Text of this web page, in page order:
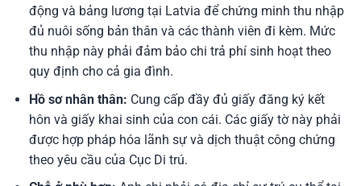
động và bảng lương tại Latvia để chứng minh thu nhập
đủ nuôi sống bản thân và các thành viên đi kèm. Mức
thu nhập này phải đảm bảo chi trả phí sinh hoạt theo
quy định cho cả gia đình.
Hồ sơ nhân thân: Cung cấp đầy đủ giấy đăng ký kết
hôn và giấy khai sinh của con cái. Các giấy tờ này phải
được hợp pháp hóa lãnh sự và dịch thuật công chứng
theo yêu cầu của Cục Di trú.